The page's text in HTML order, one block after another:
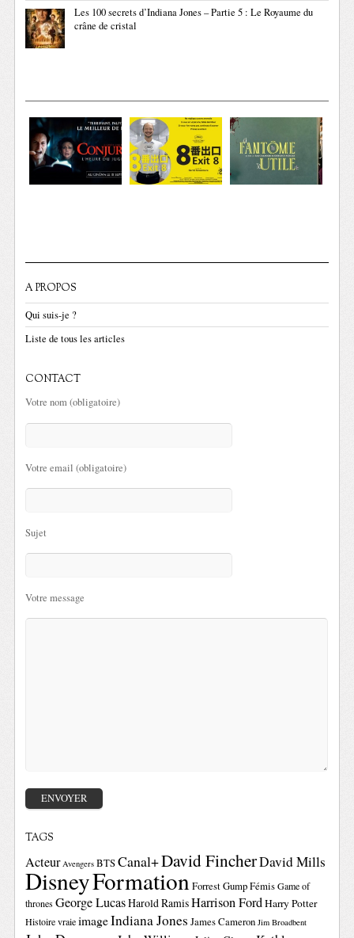
Les 100 secrets d’Indiana Jones – Partie 5 : Le Royaume du
crâne de cristal
A PROPOS
Qui suis-je ?
Liste de tous les articles
CONTACT
Votre nom (obligatoire)
Votre email (obligatoire)
Sujet
Votre message
TAGS
Acteur Avengers BTSCanal+David FincherDavid Mills
DisneyFormationForrest GumpFémis Game of
thrones George LucasHarold RamisHarrison FordHarry Potter
Histoire vraie imageIndiana Jones James Cameron Jim Broadbent